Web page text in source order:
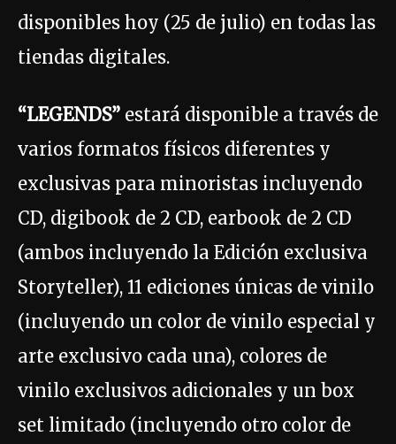
disponibles hoy (25 de julio) en todas las
tiendas digitales.
“LEGENDS” estará disponible a través de
varios formatos físicos diferentes y
exclusivas para minoristas incluyendo
CD, digibook de 2 CD, earbook de 2 CD
(ambos incluyendo la Edición exclusiva
Storyteller), 11 ediciones únicas de vinilo
(incluyendo un color de vinilo especial y
arte exclusivo cada una), colores de
vinilo exclusivos adicionales y un box
set limitado (incluyendo otro color de